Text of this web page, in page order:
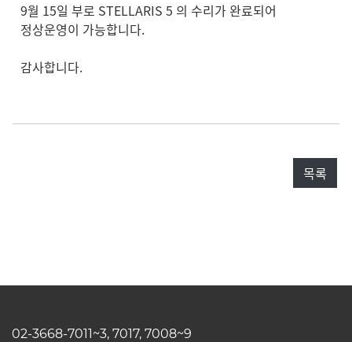
9월 15일 부로 STELLARIS 5 의 수리가 완료되어
정상운영이 가능합니다.
감사합니다.
목록
02-3668-7011~3, 7017, 7008~9